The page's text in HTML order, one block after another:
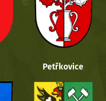
Petřkovice